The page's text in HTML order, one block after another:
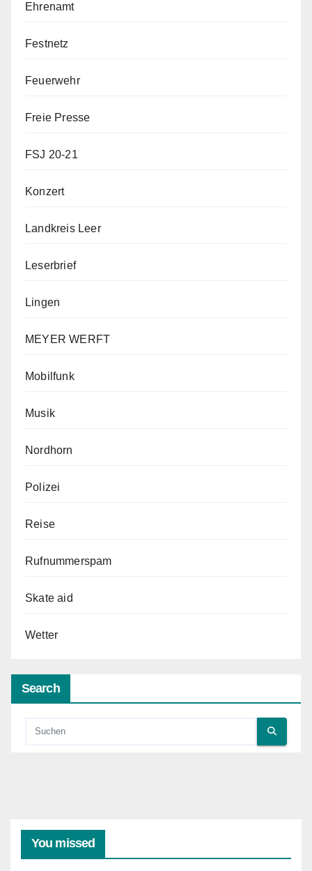
Ehrenamt
Festnetz
Feuerwehr
Freie Presse
FSJ 20-21
Konzert
Landkreis Leer
Leserbrief
Lingen
MEYER WERFT
Mobilfunk
Musik
Nordhorn
Polizei
Reise
Rufnummerspam
Skate aid
Wetter
Search
You missed